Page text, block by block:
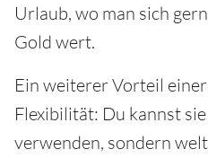
Urlaub, wo man sich
Gold wert.
Ein weiterer Vorteil
Flexibilität: Du kannst
verwenden, sondern